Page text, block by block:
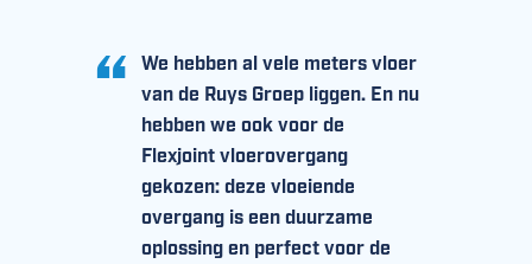
We hebben al vele meters vloer
van de Ruys Groep liggen. En nu
hebben we ook voor de
Flexjoint vloerovergang
gekozen: deze vloeiende
overgang is een duurzame
oplossing en perfect voor de